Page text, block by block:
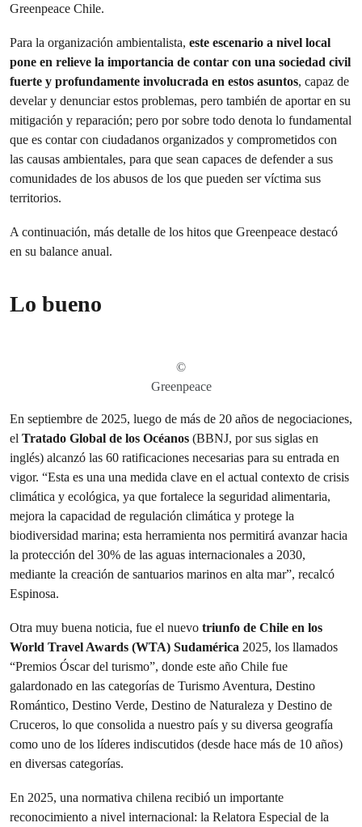
Greenpeace Chile.
Para la organización ambientalista, este escenario a nivel local
pone en relieve la importancia de contar con una sociedad civil
fuerte y profundamente involucrada en estos asuntos, capaz de
develar y denunciar estos problemas, pero también de aportar en su
mitigación y reparación; pero por sobre todo denota lo fundamental
que es contar con ciudadanos organizados y comprometidos con
las causas ambientales, para que sean capaces de defender a sus
comunidades de los abusos de los que pueden ser víctima sus
territorios.
A continuación, más detalle de los hitos que Greenpeace destacó
en su balance anual.
Lo bueno
©
Greenpeace
En septiembre de 2025, luego de más de 20 años de negociaciones,
el Tratado Global de los Océanos (BBNJ, por sus siglas en
inglés) alcanzó las 60 ratificaciones necesarias para su entrada en
vigor. “Esta es una una medida clave en el actual contexto de crisis
climática y ecológica, ya que fortalece la seguridad alimentaria,
mejora la capacidad de regulación climática y protege la
biodiversidad marina; esta herramienta nos permitirá avanzar hacia
la protección del 30% de las aguas internacionales a 2030,
mediante la creación de santuarios marinos en alta mar”, recalcó
Espinosa.
Otra muy buena noticia, fue el nuevo triunfo de Chile en los
World Travel Awards (WTA) Sudamérica 2025, los llamados
“Premios Óscar del turismo”, donde este año Chile fue
galardonado en las categorías de Turismo Aventura, Destino
Romántico, Destino Verde, Destino de Naturaleza y Destino de
Cruceros, lo que consolida a nuestro país y su diversa geografía
como uno de los líderes indiscutidos (desde hace más de 10 años)
en diversas categorías.
En 2025, una normativa chilena recibió un importante
reconocimiento a nivel internacional: la Relatora Especial de la